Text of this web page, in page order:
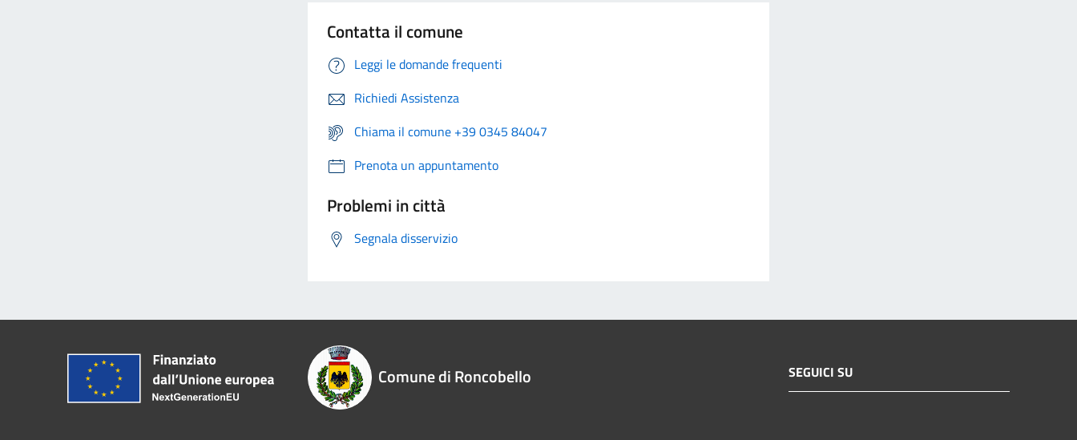
Contatta il comune
Leggi le domande frequenti
Richiedi Assistenza
Chiama il comune +39 0345 84047
Prenota un appuntamento
Problemi in città
Segnala disservizio
Comune di Roncobello SEGUICI SU